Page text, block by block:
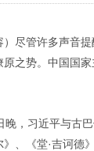
尽管许多声音
之势。中国国
，习近平与古
、《堂·吉诃德